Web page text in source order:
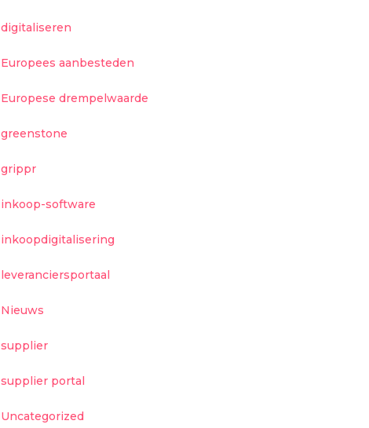
digitaliseren
Europees aanbesteden
Europese drempelwaarde
greenstone
grippr
inkoop-software
inkoopdigitalisering
leveranciersportaal
Nieuws
supplier
supplier portal
Uncategorized